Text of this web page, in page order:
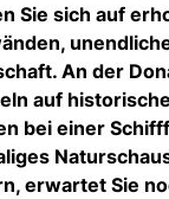
Sie sich auf
An der
auf
bei einer
erwartet Sie